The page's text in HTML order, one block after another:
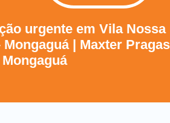
urgente em Vila Nossa
| Maxter Pragas
Mongaguá